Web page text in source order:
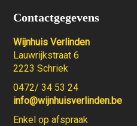
Contactgegevens
Wijnhuis Verlinden
Lauwrijkstraat 6
2223 Schriek
0472/ 34 53 24
info@wijnhuisverlinden.be
Enkel op afspraak